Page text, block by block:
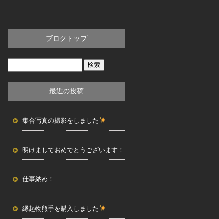
ブログトップ
最近の投稿
集合写真の撮影をしました
明けましておめでとうございます！
仕事納め！
縁起物熊手を購入しました